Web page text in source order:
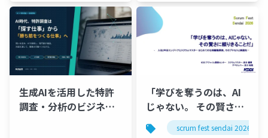
生成AIを活用した特許
調査・分析のビジネス
「学びを奪うのは、AI
じゃない。 その賢さに
頼りきることだ」
scrum fest sendai 2026